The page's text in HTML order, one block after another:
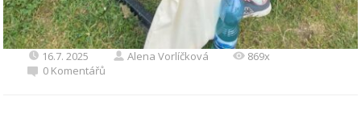
16.7. 2025 Alena Vorlíčková
869x
0 Komentářů